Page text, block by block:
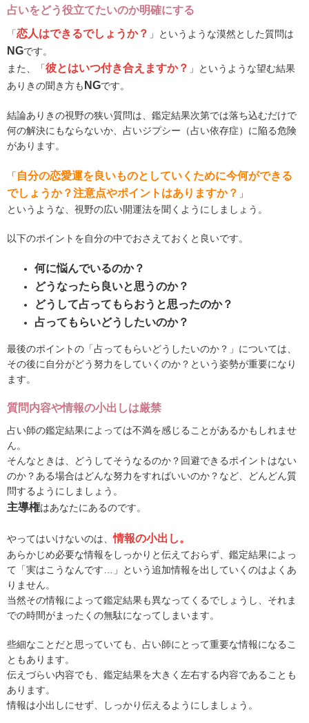
占いをどう役立てたいのか明確にする
「恋人はできるでしょうか？ 」というような漠然とした質問は
NGです。
また、「彼とはいつ付き合えますか？ 」というような望む結果
ありきの聞き方も NGです。
結論ありきの視野の狭い質問は、鑑定結果次第では落ち込むだけで
何の解決にもならないか、占いジプシー（占い依存症）に陥る危険
があります。
「 自分の恋愛運を良いものとしていくために今何ができる
でしょうか？注意点やポイントはありますか？ 」
というような、視野の広い開運法を聞くようにしましょう。
以下のポイントを自分の中でおさえておくと良いです。
何に悩んでいるのか？
どうなったら良いと思うのか？
どうして占ってもらおうと思ったのか？
占ってもらいどうしたいのか？
最後のポイントの「占ってもらいどうしたいのか？」については、
その後に自分がどう努力をしていくのか？という姿勢が重要になり
ます。
質問内容や情報の小出しは厳禁
占い師の鑑定結果によっては不満を感じることがあるかもしれませ
ん。
そんなときは、どうしてそうなるのか？回避できるポイントはない
のか？ある場合はどんな努力をすればいいのか？など、どんどん質
問するようにしましょう。
主導権はあなたにあるのです。
やってはいけないのは、情報の小出し。
あらかじめ必要な情報をしっかりと伝えておらず、鑑定結果によっ
て「実はこうなんです…」という追加情報を出していくのはよくあ
りません。
当然その情報によって鑑定結果も異なってくるでしょうし、それま
での時間がまったくの無駄になってしまいます。
些細なことだと思っていても、占い師にとって重要な情報になるこ
ともあります。
伝えづらい内容でも、鑑定結果を大きく左右する内容であることも
あります。
情報は小出しにせず、しっかり伝えるようにしましょう。